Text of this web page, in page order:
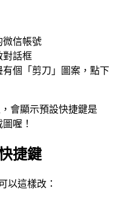
微信帳號
對話框
有個「剪刀」圖案，點下
會顯示預設快捷鍵是
喔！
捷鍵
以這樣改：